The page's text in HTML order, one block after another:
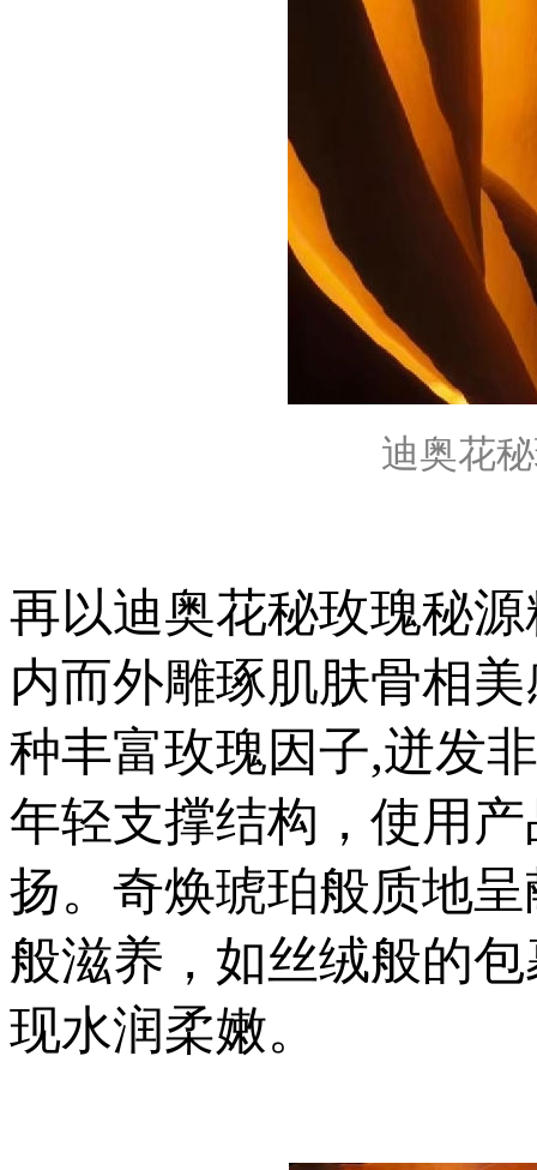
迪奥花
再以迪奥花秘玫瑰秘
内而外雕琢肌肤骨相
种丰富玫瑰因子,迸发
年轻支撑结构，使用
扬。奇焕琥珀般质地
般滋养，如丝绒般的
现水润柔嫩。